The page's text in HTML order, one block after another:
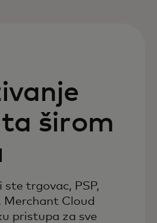
širom
ste trgovac, PSP,
Merchant Cloud
pristupa za sve